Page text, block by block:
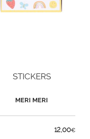
STICKERS
MERI MERI
12,00€